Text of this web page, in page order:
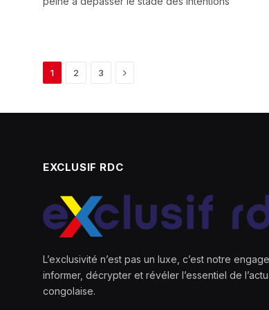
1 2 3 Next
EXCLUSIF RDC
L’exclusivité n’est pas un luxe, c’est notre
informer, décrypter et révéler l’essentiel de
congolaise.